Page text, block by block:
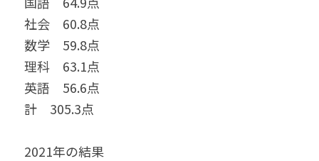
社会　60.8点
数学　59.8点
理科　63.1点
英語　56.6点
計　305.3点
2021年の結果